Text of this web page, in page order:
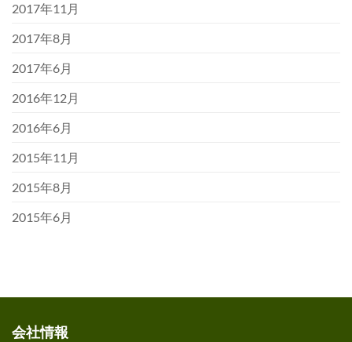
2017年11月
2017年8月
2017年6月
2016年12月
2016年6月
2015年11月
2015年8月
2015年6月
会社情報